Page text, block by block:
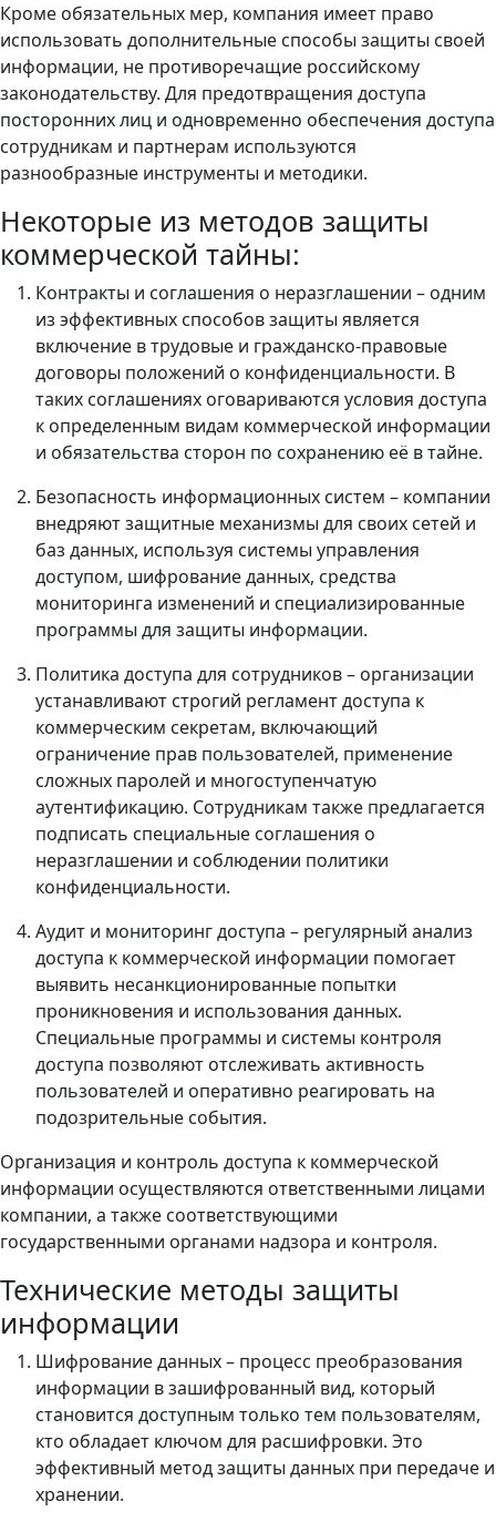
Кроме обязательных мер, компания имеет право
использовать дополнительные способы защиты своей
информации, не противоречащие российскому
законодательству. Для предотвращения доступа
посторонних лиц и одновременно обеспечения доступа
сотрудникам и партнерам используются
разнообразные инструменты и методики.
Некоторые из методов защиты
коммерческой тайны:
Контракты и соглашения о неразглашении – одним
из эффективных способов защиты является
включение в трудовые и гражданско-правовые
договоры положений о конфиденциальности. В
таких соглашениях оговариваются условия доступа
к определенным видам коммерческой информации
и обязательства сторон по сохранению её в тайне.
Безопасность информационных систем – компании
внедряют защитные механизмы для своих сетей и
баз данных, используя системы управления
доступом, шифрование данных, средства
мониторинга изменений и специализированные
программы для защиты информации.
Политика доступа для сотрудников – организации
устанавливают строгий регламент доступа к
коммерческим секретам, включающий
ограничение прав пользователей, применение
сложных паролей и многоступенчатую
аутентификацию. Сотрудникам также предлагается
подписать специальные соглашения о
неразглашении и соблюдении политики
конфиденциальности.
Аудит и мониторинг доступа – регулярный анализ
доступа к коммерческой информации помогает
выявить несанкционированные попытки
проникновения и использования данных.
Специальные программы и системы контроля
доступа позволяют отслеживать активность
пользователей и оперативно реагировать на
подозрительные события.
Организация и контроль доступа к коммерческой
информации осуществляются ответственными лицами
компании, а также соответствующими
государственными органами надзора и контроля.
Технические методы защиты
информации
Шифрование данных – процесс преобразования
информации в зашифрованный вид, который
становится доступным только тем пользователям,
кто обладает ключом для расшифровки. Это
эффективный метод защиты данных при передаче и
хранении.